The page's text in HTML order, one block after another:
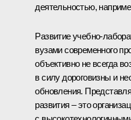
деятельностью,
Развитие учебно-
вузами современного
объективно не всегда
в силу дороговизны и
обновления.
развития – это